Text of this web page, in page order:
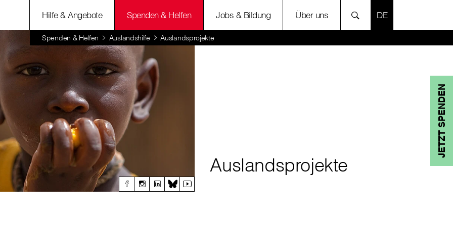
Hilfe & Angebote Spenden & Helfen Jobs & Bildung Über uns SPRACHE
Spenden & Helfen Auslandshilfe Auslandsprojekte
JETZT SPENDEN
Auslandsprojekte